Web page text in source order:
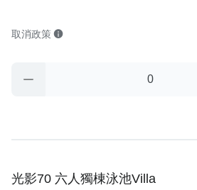
取消政策
光影70 六人獨棟泳池Villa